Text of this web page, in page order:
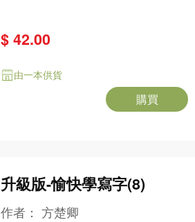
$ 42.00
由一本供貨
購買
升級版-愉快學寫字(8)
作者：方楚卿